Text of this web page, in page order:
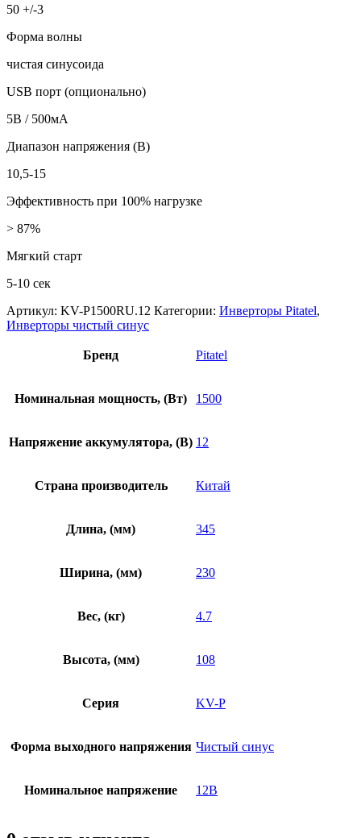
50 +/-3
Форма волны
чистая синусоида
USB порт (опционально)
5В / 500мА
Диапазон напряжения (В)
10,5-15
Эффективность при 100% нагрузке
> 87%
Мягкий старт
5-10 сек
Артикул: KV-P1500RU.12 Категории: Инверторы Pitatel,
Инверторы чистый синус
Бренд Pitatel
Номинальная мощность, (Вт) 1500
Напряжение аккумулятора, (В) 12
Страна производитель Китай
Длина, (мм) 345
Ширина, (мм) 230
Вес, (кг) 4.7
Высота, (мм) 108
Серия KV-P
Форма выходного напряжения Чистый синус
Номинальное напряжение 12В